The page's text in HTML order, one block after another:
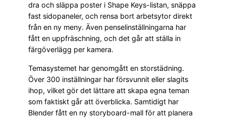
dra och släppa poster i Shape Keys-listan, snäppa
fast sidopaneler, och rensa bort arbetsytor direkt
från en ny meny. Även penselinställningarna har
fått en uppfräschning, och det går att ställa in
färgöverlägg per kamera.
Temasystemet har genomgått en storstädning.
Över 300 inställningar har försvunnit eller slagits
ihop, vilket gör det lättare att skapa egna teman
som faktiskt går att överblicka. Samtidigt har
Blender fått en ny storyboard-mall för att planera